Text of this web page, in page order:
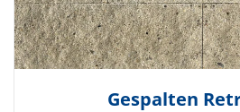
Gespalten